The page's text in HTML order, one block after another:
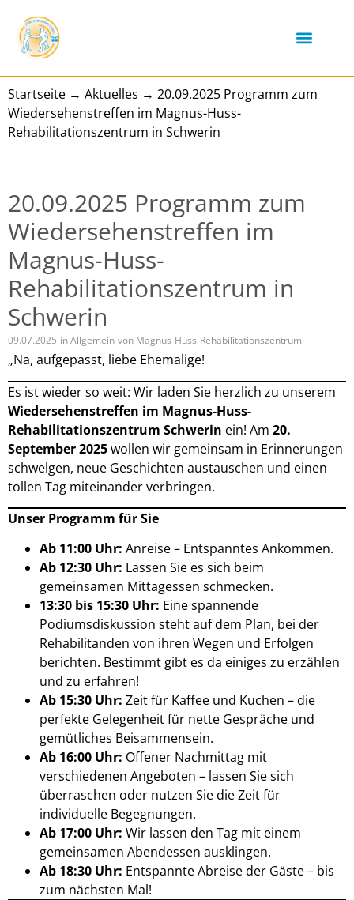
Startseite → Aktuelles → 20.09.2025 Programm zum
Wiedersehenstreffen im Magnus-Huss-
Rehabilitationszentrum in Schwerin
20.09.2025 Programm zum
Wiedersehenstreffen im
Magnus-Huss-
Rehabilitationszentrum in
Schwerin
09.07.2025 inAllgemein von Magnus-Huss-Rehabilitationszentrum
„Na, aufgepasst, liebe Ehemalige!
Es ist wieder so weit: Wir laden Sie herzlich zu unserem
Wiedersehenstreffen im Magnus-Huss-
Rehabilitationszentrum Schwerin ein! Am 20.
September 2025wollen wir gemeinsam in Erinnerungen
schwelgen, neue Geschichten austauschen und einen
tollen Tag miteinander verbringen.
Unser Programm für Sie
Ab 11:00 Uhr: Anreise – Entspanntes Ankommen.
Ab 12:30 Uhr: Lassen Sie es sich beim
gemeinsamen Mittagessen schmecken.
13:30 bis 15:30 Uhr: Eine spannende
Podiumsdiskussion steht auf dem Plan, bei der
Rehabilitanden von ihren Wegen und Erfolgen
berichten. Bestimmt gibt es da einiges zu erzählen
und zu erfahren!
Ab 15:30 Uhr: Zeit für Kaffee und Kuchen – die
perfekte Gelegenheit für nette Gespräche und
gemütliches Beisammensein.
Ab 16:00 Uhr: Offener Nachmittag mit
verschiedenen Angeboten – lassen Sie sich
überraschen oder nutzen Sie die Zeit für
individuelle Begegnungen.
Ab 17:00 Uhr: Wir lassen den Tag mit einem
gemeinsamen Abendessen ausklingen.
Ab 18:30 Uhr: Entspannte Abreise der Gäste – bis
zum nächsten Mal!